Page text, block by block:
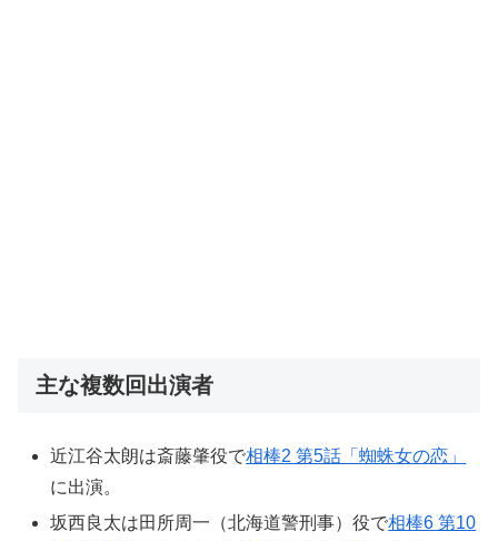
主な複数回出演者
近江谷太朗は斎藤肇役で相棒2 第5話「蜘蛛女の恋」
に出演。
坂西良太は田所周一（北海道警刑事）役で相棒6 第10